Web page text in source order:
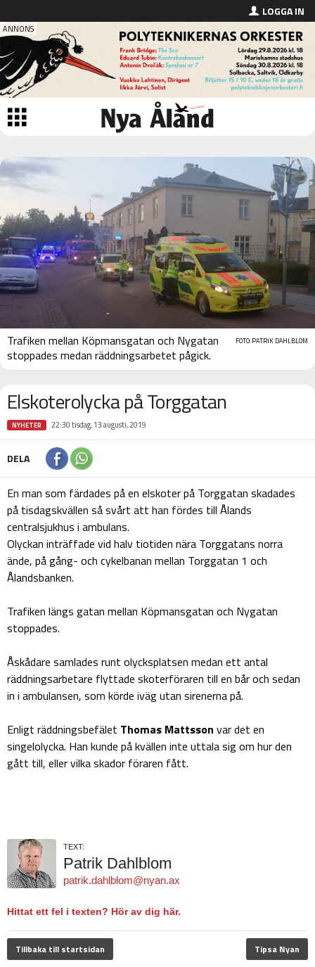
LOGGA IN
FOTO: PATRIK DAHLBLOM
Trafiken mellan Köpmansgatan och Nygatan
stoppades medan räddningsarbetet pågick.
Elskoterolycka på Torggatan
NYHETER 22:30 tisdag, 13 augusti, 2019
DELA
En man som färdades på en elskoter på Torggatan skadades
på tisdagskvällen så svårt att han fördes till Ålands
centralsjukhus i ambulans.
Olyckan inträffade vid halv tiotiden nära Torggatans norra
ände, på gång- och cykelbanan mellan Torggatan 1 och
Ålandsbanken.
Trafiken längs gatan mellan Köpmansgatan och Nygatan
stoppades.
Åskådare samlades runt olycksplatsen medan ett antal
räddningsarbetare flyttade skoterföraren till en bår och sedan
in i ambulansen, som körde iväg utan sirenerna på.
Enligt räddningsbefälet Thomas Mattsson var det en
singelolycka. Han kunde på kvällen inte uttala sig om hur den
gått till, eller vilka skador föraren fått.
TEXT:
Patrik Dahlblom
patrik.dahlblom@nyan.ax
Hittat ett fel i texten? Hör av dig här.
Tillbaka till startsidan Tipsa Nyan